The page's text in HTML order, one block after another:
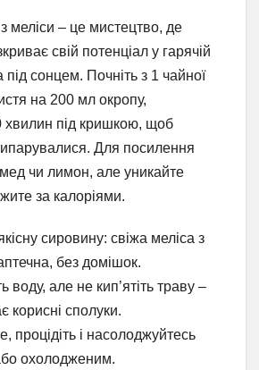
меліси – це мистецтво, де
свій потенціал у гарячій
під сонцем. Почніть з 1 чайної
на 200 мл окропу,
хвилин під кришкою, щоб
Для посилення
чи лимон, але уникайте
за калоріями.
сировину: свіжа меліса з
без домішок.
воду, але не кип’ятіть траву –
корисні сполуки.
процідіть і насолоджуйтесь
охолодженим.